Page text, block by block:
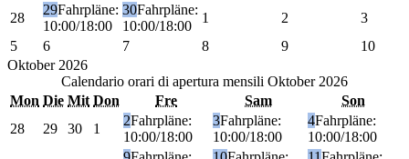
28
29Fahrpläne:
10:00/18:00
30Fahrpläne:
10:00/18:00
1 2
3
5
6 7 8 9
10
Oktober 2026
Calendario orari di apertura mensili Oktober 2026
Mon Die Mit Don Fre Sam
Son
28
29 30 1
2Fahrpläne:
10:00/18:00
3Fahrpläne:
10:00/18:00
4Fahrpläne:
10:00/18:00